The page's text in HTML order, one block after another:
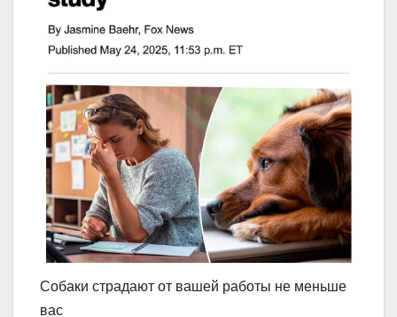
Собаки страдают от вашей работы не меньше
вас